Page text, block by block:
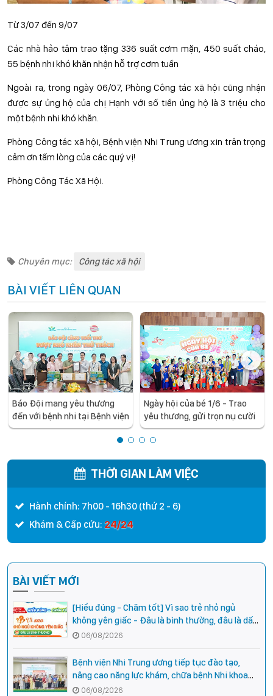
Từ 3/07 đến 9/07
Các nhà hảo tâm trao tặng 336 suất cơm mặn, 450 suất cháo,
55 bệnh nhi khó khăn nhận hỗ trợ cơm tuần
Ngoài ra, trong ngày 06/07, Phòng Công tác xã hội cũng nhận
được sự ủng hộ của chị Hạnh với số tiền ủng hộ là 3 triệu cho
một bệnh nhi khó khăn.
Phòng Công tác xã hội, Bệnh viện Nhi Trung ương xin trân trọng
cảm ơn tấm lòng của các quý vị!
Phòng Công Tác Xã Hội.
Chuyên mục: Công tác xã hội
BÀI VIẾT LIÊN QUAN
Báo Đội mang yêu thương
đến với bệnh nhi tại Bệnh viện
Nhi Trung ương
Ngày hội của bé 1/6 - Trao
yêu thương, gửi trọn nụ cười
đến các bệnh nhi tại Bệnh
viện Nhi Trung ương
THỜI GIAN LÀM VIỆC
Hành chính: 7h00 - 16h30 (thứ 2 - 6)
Khám & Cấp cứu: 24/24
BÀI VIẾT MỚI
[Hiểu đúng - Chăm tốt] Vì sao trẻ nhỏ ngủ
không yên giấc - Đâu là bình thường, đâu là dấu
hiệu cần đi khám ngay?
06/08/2026
Bệnh viện Nhi Trung ương tiếp tục đào tạo,
nâng cao năng lực khám, chữa bệnh Nhi khoa
cho cán bộ y tế tại các tỉnh miền núi phía Bắc
06/08/2026